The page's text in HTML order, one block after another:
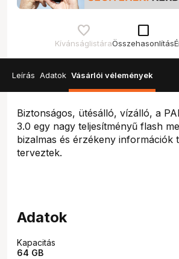
Kívánságlistára
check_box_outline_blank
Összehasonlítás
Leírás Adatok Vásárlói vélemények
Biztonságos, ütésálló, vízálló, a
3.0 egy nagy teljesítményű flash
bizalmas és érzékeny információk
terveztek.
Adatok
Kapacitás
64 GB